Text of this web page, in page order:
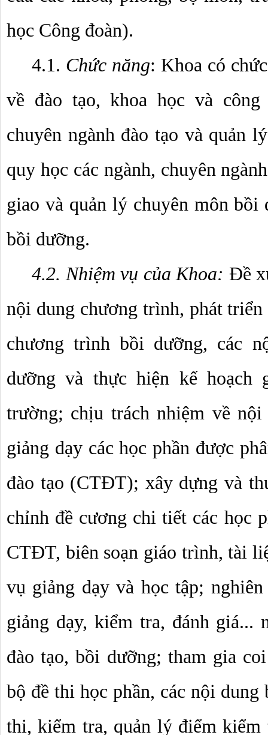
học Công đoàn).
4.1. Chức năng: Khoa có
về đào tạo, khoa học và
chuyên ngành đào tạo và quản
quy học các ngành, chuyên
giao và quản lý chuyên môn
bồi dưỡng.
4.2. Nhiệm vụ của Khoa: Đề
nội dung chương trình, phát triển
chương trình bồi dưỡng, các
dưỡng và thực hiện kế hoạch
trường; chịu trách nhiệm về
giảng dạy các học phần được
đào tạo (CTĐT); xây dựng và
chỉnh đề cương chi tiết các học
CTĐT, biên soạn giáo trình, tài
vụ giảng dạy và học tập;
giảng dạy, kiểm tra, đánh giá...
đào tạo, bồi dưỡng; tham gia
bộ đề thi học phần, các nội
thi, kiểm tra, quản lý điểm kiểm